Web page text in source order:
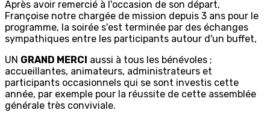
Après avoir remercié à l'occasion de son départ,
Françoise notre chargée de mission depuis 3 ans pour le
programme, la soirée s'est terminée par des échanges
sympathiques entre les participants autour d'un buffet,
UN GRAND MERCI aussi à tous les bénévoles ;
accueillantes, animateurs, administrateurs et
participants occasionnels qui se sont investis cette
année, par exemple pour la réussite de cette assemblée
générale très conviviale.